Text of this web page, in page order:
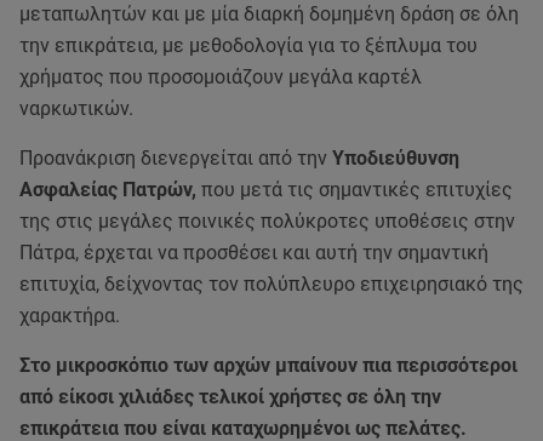
μεταπωλητών και με μία διαρκή δομημένη δράση σε όλη
την επικράτεια, με μεθοδολογία για το ξέπλυμα του
χρήματος που προσομοιάζουν μεγάλα καρτέλ
ναρκωτικών.
Προανάκριση διενεργείται από την Υποδιεύθυνση
Ασφαλείας Πατρών, που μετά τις σημαντικές επιτυχίες
της στις μεγάλες ποινικές πολύκροτες υποθέσεις στην
Πάτρα, έρχεται να προσθέσει και αυτή την σημαντική
επιτυχία, δείχνοντας τον πολύπλευρο επιχειρησιακό της
χαρακτήρα.
Στο μικροσκόπιο των αρχών μπαίνουν πια περισσότεροι
από είκοσι χιλιάδες τελικοί χρήστες σε όλη την
επικράτεια που είναι καταχωρημένοι ως πελάτες.